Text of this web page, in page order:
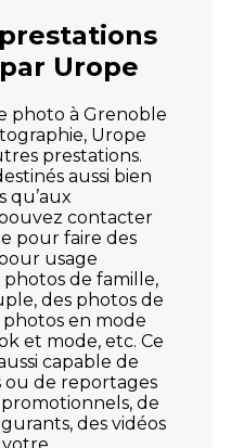
Urope
photo à Grenoble
Urope
prestations.
aussi bien
qu’aux
contacter
pour faire des
usage
photos de famille,
des photos de
en mode
et mode, etc. Ce
capable de
ou de reportages
de
des vidéos